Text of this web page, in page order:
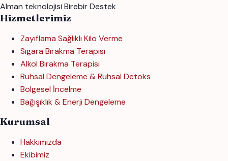
Alman teknolojisi Birebir Destek
Hizmetlerimiz
Zayıflama Sağlıklı Kilo Verme
Sigara Bırakma Terapisi
Alkol Bırakma Terapisi
Ruhsal Dengeleme & Ruhsal Detoks
Bölgesel İncelme
Bağışıklık & Enerji Dengeleme
Kurumsal
Hakkımızda
Ekibimiz